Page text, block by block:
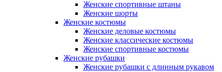
Женские спортивные штаны
Женские шорты
Женские костюмы
Женские деловые костюмы
Женские классические костюмы
Женские спортивные костюмы
Женские рубашки
Женские рубашки с длинным рукавом